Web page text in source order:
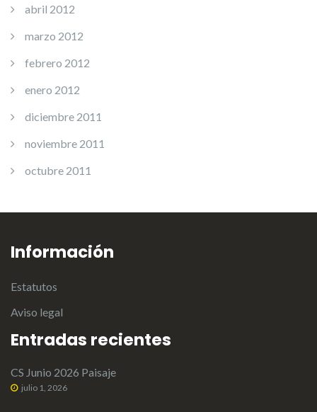
abril 2012
marzo 2012
febrero 2012
enero 2012
diciembre 2011
noviembre 2011
octubre 2011
Información
Estatutos
Aviso legal
Entradas recientes
CS Junio 2026 Paisaje
julio 1, 2026